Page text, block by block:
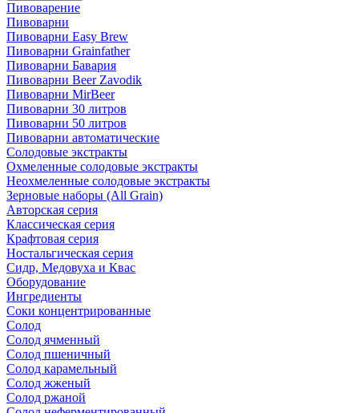
Пивоварение
Пивоварни
Пивоварни Easy Brew
Пивоварни Grainfather
Пивоварни Бавария
Пивоварни Beer Zavodik
Пивоварни MirBeer
Пивоварни 30 литров
Пивоварни 50 литров
Пивоварни автоматические
Солодовые экстракты
Охмеленные солодовые экстракты
Неохмеленные солодовые экстракты
Зерновые наборы (All Grain)
Авторская серия
Классическая серия
Крафтовая серия
Ностальгическая серия
Сидр, Медовуха и Квас
Оборудование
Ингредиенты
Соки концентрированные
Солод
Солод ячменный
Солод пшеничный
Солод карамельный
Солод жженый
Солод ржаной